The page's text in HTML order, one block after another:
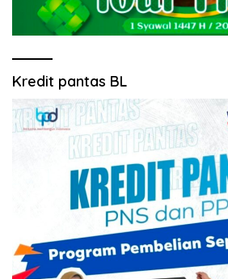
Kredit pantas BL